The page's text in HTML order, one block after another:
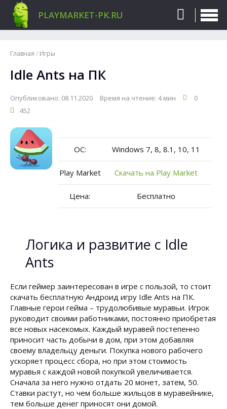
PLAYMARKET-PK.RU
Главная / Игры
Idle Ants на ПК
Опубликовано: 08.11.2020 Время на чтение: 4 мин
0
452
ОС: Windows 7, 8, 8.1, 10, 11
Play Market Скачать на Play Market
Цена: Бесплатно
Логика и развитие с Idle
Ants
Если геймер заинтересован в игре с пользой, то стоит
скачать бесплатную Андроид игру Idle Ants на ПК.
Главные герои гейма – трудолюбивые муравьи. Игрок
руководит своими работниками, постоянно приобретая
все новых насекомых. Каждый муравей постепенно
приносит часть добычи в дом, при этом добавляя
своему владельцу деньги. Покупка нового рабочего
ускоряет процесс сбора, но при этом стоимость
муравья с каждой новой покупкой увеличивается.
Сначала за него нужно отдать 20 монет, затем, 50.
Ставки растут, но чем больше жильцов в муравейнике,
тем больше денег приносят они домой.